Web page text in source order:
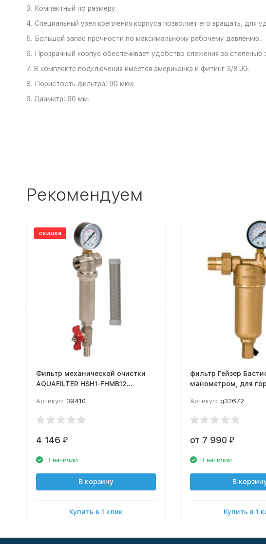
3. Компактный по размеру.
4. Специальный узел крепления корпуса позволяет его вращать,
5. Большой запас прочности по максимальному рабочему давлению.
6. Прозрачный корпус обеспечивает удобство слежения за степенью
7. В комплекте подключения имеется американка и фитинг 3/8 JG.
8. Пористость фильтра: 90 мкм.
9. Диаметр: 60 мм.
Рекомендуем
скидка
Фильтр механической очистки
AQUAFILTER HSH1-FHMB12
сталь, с манометром
Артикул: 39410
4 146 ₽
В наличии
В корзину
Купить в 1 клик
фильтр Гейзер
манометром, для
Артикул: g32672
от 7 990₽
В наличии
В
Купить в 1